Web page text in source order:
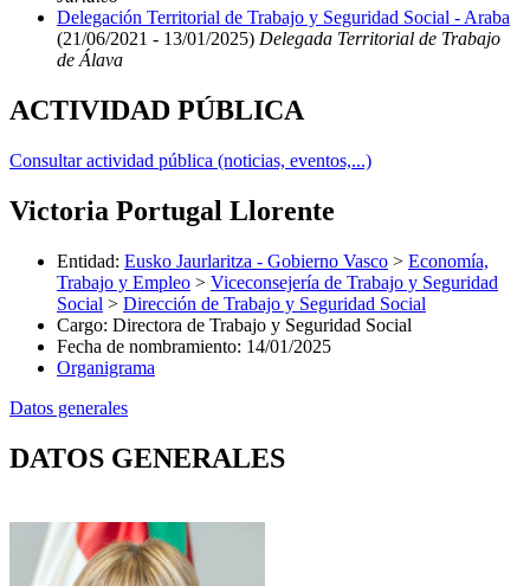
Delegación Territorial de Trabajo y Seguridad Social - Araba
(21/06/2021 - 13/01/2025) Delegada Territorial de Trabajo
de Álava
ACTIVIDAD PÚBLICA
Consultar actividad pública (noticias, eventos,...)
Victoria Portugal Llorente
Entidad: Eusko Jaurlaritza - Gobierno Vasco > Economía,
Trabajo y Empleo > Viceconsejería de Trabajo y Seguridad
Social > Dirección de Trabajo y Seguridad Social
Cargo: Directora de Trabajo y Seguridad Social
Fecha de nombramiento: 14/01/2025
Organigrama
Datos generales
DATOS GENERALES